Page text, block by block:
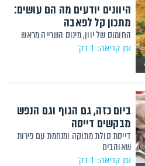
היוונים יודעים מה הם עושים:
מתכון קל לפאבה
החומוס של יוון, מינוס השרייה מראש
זמן קריאה: 1 דק'
ביום כזה, גם הגוף וגם הנפש
מבקשים דייסה
דייסת סולת מתוקה ומנחמת עם פירות
שאוהבים
זמן קריאה: 1 דק'